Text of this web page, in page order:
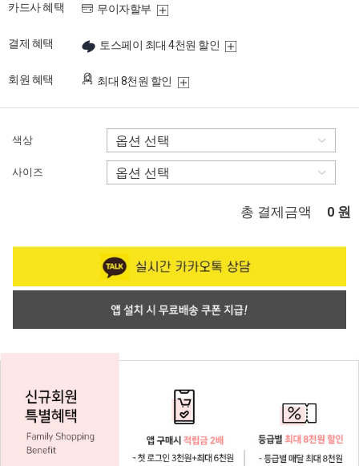
카드사 혜택 무이자할부
결제 혜택 토스페이 최대 4천원 할인
회원 혜택 최대 8천원 할인
색상
사이즈
총 결제금액 0 원